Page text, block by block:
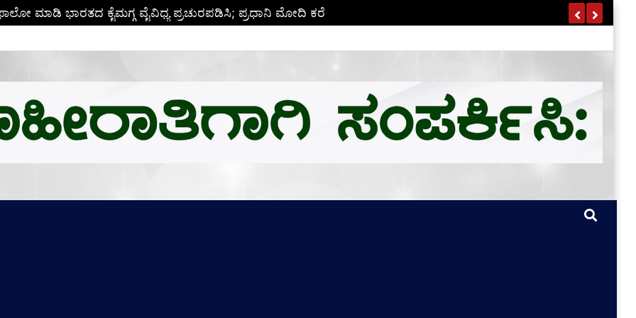
ಚಿನ್ನದ ಪದಕದ ಗರಿ: ಉನ್ನತ ಸಂಶೋಧನೆಗೆ ಅಮೆರಿಕಕ್ಕೆ ಪಯಣ